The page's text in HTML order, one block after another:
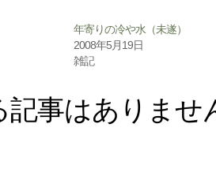
年寄りの冷や水（未遂）
2008年5月19日
雑記
記事はありませ